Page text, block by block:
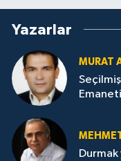
Yazarlar
MURAT
Durmak